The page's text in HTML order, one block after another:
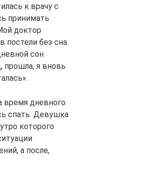
к врачу с
принимать
доктор
без сна
сон
прошла, я вновь
время дневного
спать. Девушка
которого
а после,